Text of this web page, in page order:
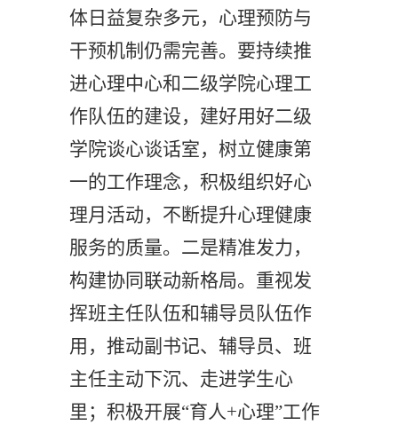
体日益复杂多元，心理预防与
干预机制 仍需完善。要持续推
进心理中心和二级学院心理工
作队伍的建设，建好用好二级
学院谈心谈话室， 树立健康第
一的工作理念，积极组织好心
理月活动，不断提升心理健康
服务的质量。二是精准发力，
构建协同联动新格局。重视发
挥班主任队伍和辅导员队伍作
用 ，推动副书记、 辅导员、 班
主任主动下沉、走进学生心
里 ；积极开展“育人+心理”工作